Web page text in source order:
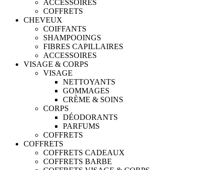
ACCESSOIRES
COFFRETS
CHEVEUX
COIFFANTS
SHAMPOOINGS
FIBRES CAPILLAIRES
ACCESSOIRES
VISAGE & CORPS
VISAGE
NETTOYANTS
GOMMAGES
CRÈME & SOINS
CORPS
DÉODORANTS
PARFUMS
COFFRETS
COFFRETS
COFFRETS CADEAUX
COFFRETS BARBE